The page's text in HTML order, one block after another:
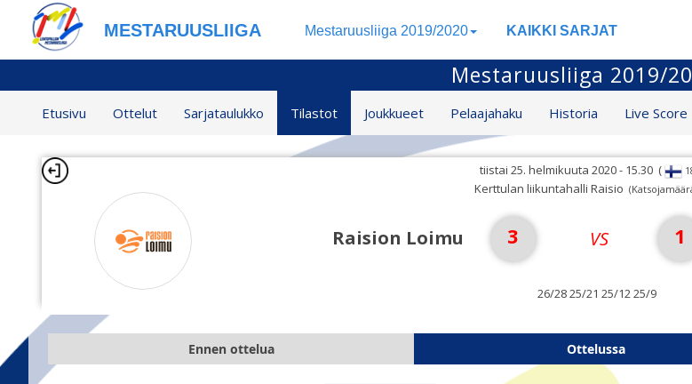
MESTARUUSLIIGA Mestaruusliiga 2019/2020 KAIKKI SARJAT
Mestaruusliiga 2019/
Etusivu Ottelut Sarjataulukko Tilastot Joukkueet Pelaajahaku Historia Live Score
tiistai 25. helmikuuta 2020 - 15.30 (
Kerttulan liikuntahalli Raisio
Raision Loimu 3 VS 1
26/28 25/21 25/12 25/9
Ennen ottelua Ottelussa